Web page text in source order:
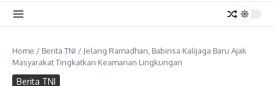
Home / Berita TNI / Jelang Ramadhan, Babinsa Kalijaga Baru Ajak
Masyarakat Tingkatkan Keamanan Lingkungan
Berita TNI